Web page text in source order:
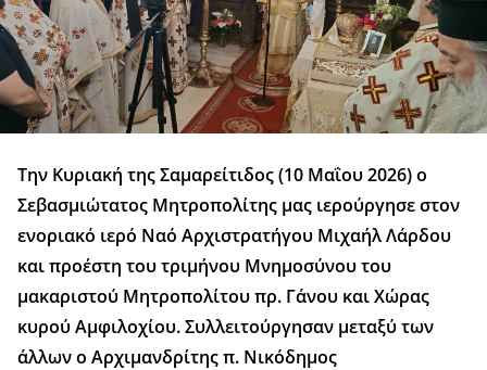
Την Κυριακή της Σαμαρείτιδος (10 Μαΐου 2026) ο
Σεβασμιώτατος Μητροπολίτης μας ιερούργησε στον
ενοριακό ιερό Ναό Αρχιστρατήγου Μιχαήλ Λάρδου
και προέστη του τριμήνου Μνημοσύνου του
μακαριστού Μητροπολίτου πρ. Γάνου και Χώρας
κυρού Αμφιλοχίου. Συλλειτούργησαν μεταξύ των
άλλων ο Αρχιμανδρίτης π. Νικόδημος